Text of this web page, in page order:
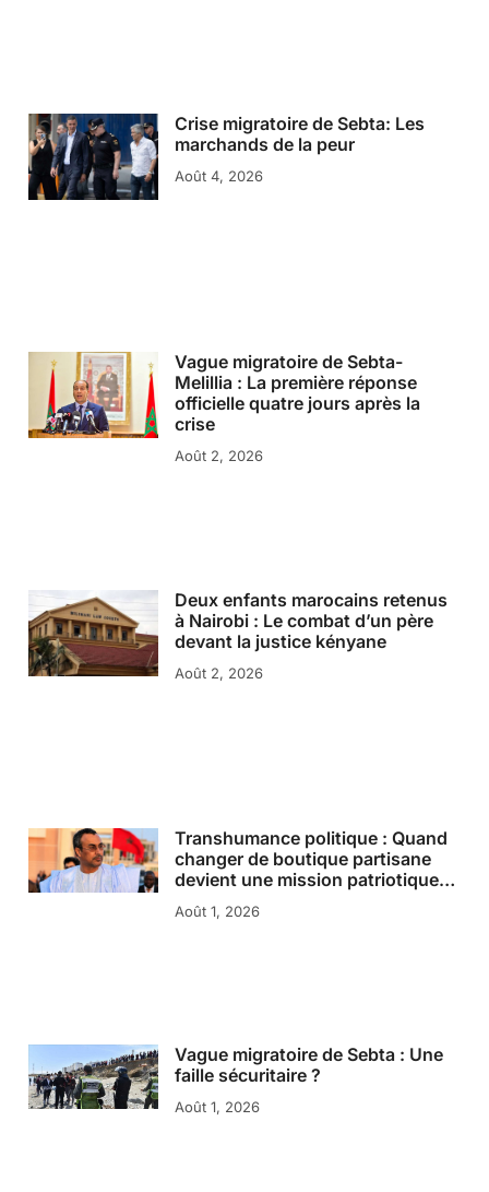
Crise migratoire de Sebta: Les
marchands de la peur
Août 4, 2026
Vague migratoire de Sebta-
Melillia : La première réponse
officielle quatre jours après la
crise
Août 2, 2026
Deux enfants marocains retenus
à Nairobi : Le combat d’un père
devant la justice kényane
Août 2, 2026
Transhumance politique : Quand
changer de boutique partisane
devient une mission patriotique…
Août 1, 2026
Vague migratoire de Sebta : Une
faille sécuritaire ?
Août 1, 2026